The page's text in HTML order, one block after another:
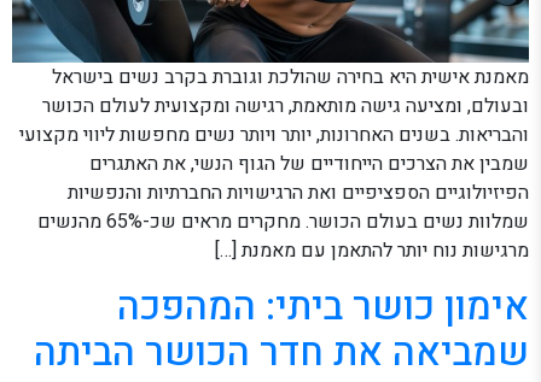
מאמנת אישית היא בחירה שהולכת וגוברת בקרב נשים בישראל
ובעולם, ומציעה גישה מותאמת, רגישה ומקצועית לעולם הכושר
והבריאות. בשנים האחרונות, יותר ויותר נשים מחפשות ליווי מקצועי
שמבין את הצרכים הייחודיים של הגוף הנשי, את האתגרים
הפיזיולוגיים הספציפיים ואת הרגישויות החברתיות והנפשיות
שמלוות נשים בעולם הכושר. מחקרים מראים שכ-65% מהנשים
מרגישות נוח יותר להתאמן עם מאמנת […]
אימון כושר ביתי: המהפכה
שמביאה את חדר הכושר הביתה